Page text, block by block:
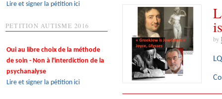
by
Lire et signer la pétition ici
PETITION AUTISME 2016
Oui au libre choix de la méthode
de soin - Non à l'interdiction de la
psychanalyse
Lire et signer la pétition ici